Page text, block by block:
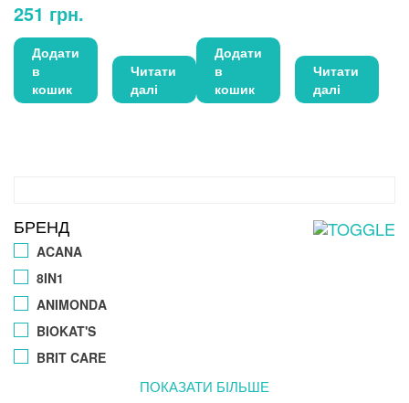
251 грн.
Додати
в
кошик
Читати
далі
Додати
в
кошик
Читати
далі
БРЕНД
ACANA
8IN1
ANIMONDA
BIOKAT'S
BRIT CARE
ПОКАЗАТИ БІЛЬШЕ